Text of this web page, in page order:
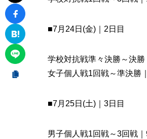
■7月24日(金)｜2日目
学校対抗戦準々決勝～決勝
女子個人戦1回戦～準決勝
■7月25日(土)｜3日目
男子個人戦1回戦～3回戦｜